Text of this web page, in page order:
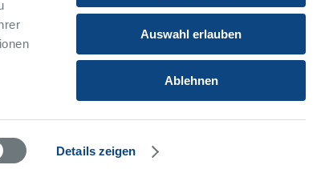
Details zeigen
Auswahl erlauben
Ablehnen
Instagram
Youtube
Xing